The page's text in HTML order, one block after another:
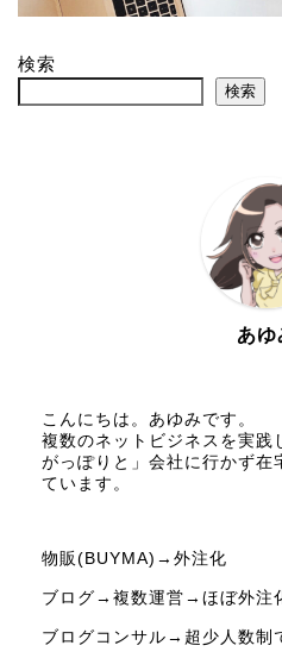
検索
検索
あゆ
こんにちは。あゆみです。
複数のネットビジネスを実践
がっぽりと」会社に行かず在
ています。
物販(BUYMA)→外注化
ブログ→複数運営→ほぼ外注
ブログコンサル→超少人数制